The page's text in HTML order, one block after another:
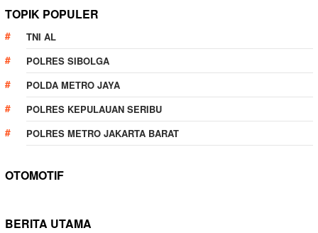
TOPIK POPULER
TNI AL
POLRES SIBOLGA
POLDA METRO JAYA
POLRES KEPULAUAN SERIBU
POLRES METRO JAKARTA BARAT
OTOMOTIF
BERITA UTAMA